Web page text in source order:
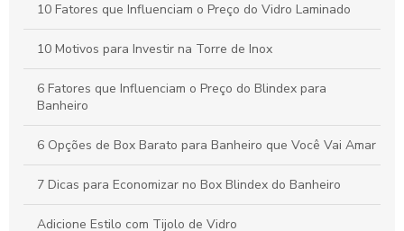
Envidraçamento de Sacada: Potenciais Vantagens e Dicas
Essenciais
10 Fatores que Influenciam o Preço do Vidro Laminado
10 Motivos para Investir na Torre de Inox
6 Fatores que Influenciam o Preço do Blindex para
Banheiro
6 Opções de Box Barato para Banheiro que Você Vai Amar
7 Dicas para Economizar no Box Blindex do Banheiro
Adicione Estilo com Tijolo de Vidro